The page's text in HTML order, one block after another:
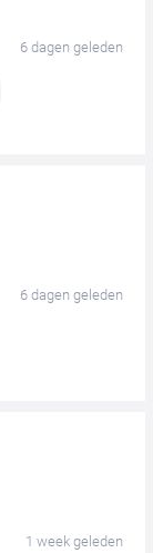
6 dagen geleden
6 dagen geleden
1 week geleden